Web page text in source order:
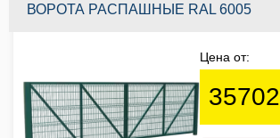
ВОРОТА РАСПАШНЫЕ RAL 6005
Цена от:
35702